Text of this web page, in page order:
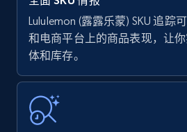
Amazon Reviews
URL, Product name, Product
rating object, Product rating
Author name, Asin, and more.
Lululemon (露露乐蒙) SKU 追踪
和电商平台上的商品表现，让你
体和库存。